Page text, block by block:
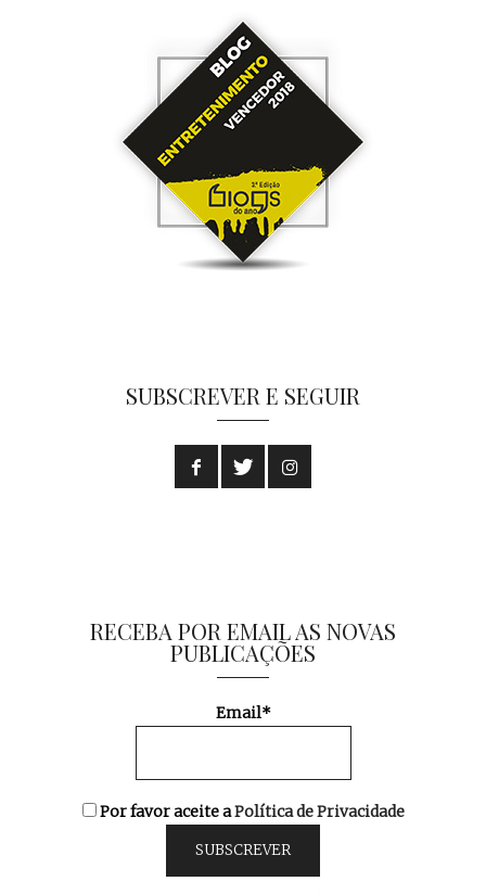
SUBSCREVER E SEGUIR
RECEBA POR EMAIL AS NOVAS
PUBLICAÇÕES
Email*
Por favor aceite aPolítica de Privacidade